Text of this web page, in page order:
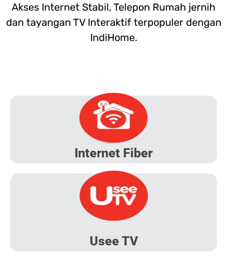
Akses Internet Stabil, Telepon Rumah jernih
dan tayangan TV Interaktif terpopuler dengan
IndiHome.
Internet Fiber
Usee TV